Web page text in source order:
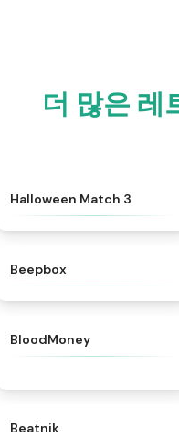
더 많은 레
Halloween Match 3
Beepbox
BloodMoney
Beatnik